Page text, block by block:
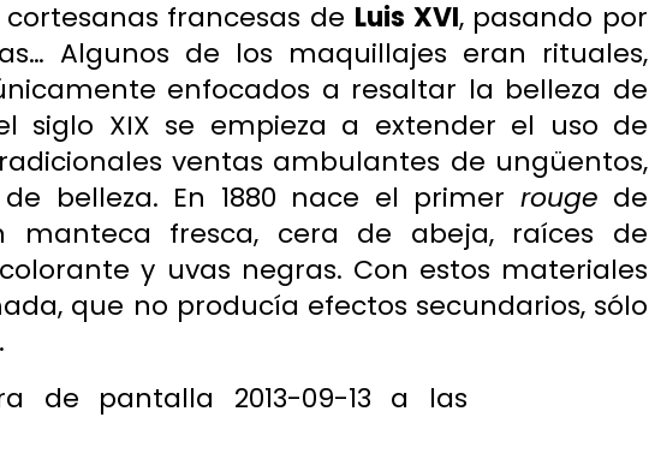
francesas de Luis XVI, pasando por
Algunos de los maquillajes eran rituales,
enfocados a resaltar la belleza de
siglo XIX se empieza a extender el uso de
ventas ambulantes de ungüentos,
belleza. En 1880 nace el primer rouge de
manteca fresca, cera de abeja, raíces de
y uvas negras. Con estos materiales
que no producía efectos secundarios, sólo